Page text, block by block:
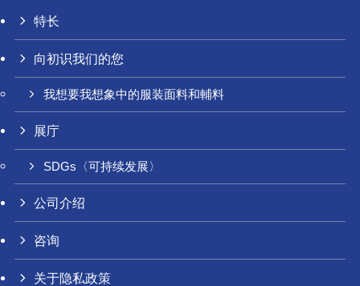
特长
向初识我们的您
我想要我想象中的服装面料和輔料
展庁
SDGs〈可持续发展〉
公司介绍
咨询
关于隐私政策